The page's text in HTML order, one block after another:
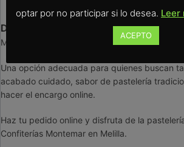
Descripción
Masa quebrada con almendras. 8 Personas
Una opción adecuada para quienes buscan
acabado cuidado, sabor de pastelería
hacer el encargo online.
Haz tu pedido online y disfruta de la
Confiterías Montemar en Melilla.
optar por no participar si lo desea. Leer
ACEPTO